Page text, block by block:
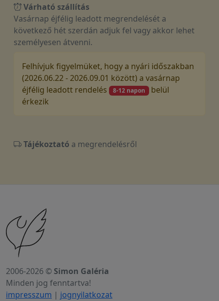
Várható szállítás
Vasárnap éjfélig leadott megrendelését a
következő hét szerdán adjuk fel vagy akkor lehet
személyesen átvenni.
Felhívjuk figyelmüket, hogy a nyári időszakban
(2026.06.22 - 2026.09.01 között) a vasárnap
éjfélig leadott rendelés
8-12 napon belül
érkezik
Tájékoztató a megrendelésről
2006-2026 © Simon Galéria
Minden jog fenntartva!
impresszum | jognyilatkozat